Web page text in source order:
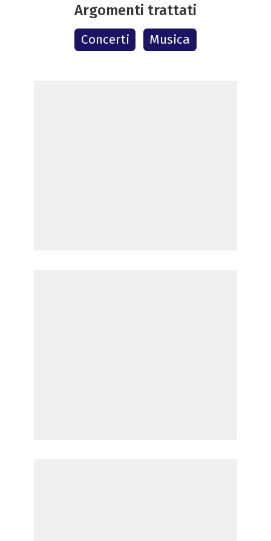
Argomenti trattati
Concerti Musica